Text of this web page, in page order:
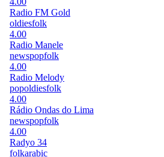
Radio FM Gold
oldiesfolk
4.00
Radio Manele
newspopfolk
4.00
Radio Melody
popoldiesfolk
4.00
Rádio Ondas do Lima
newspopfolk
4.00
Radyo 34
folkarabic